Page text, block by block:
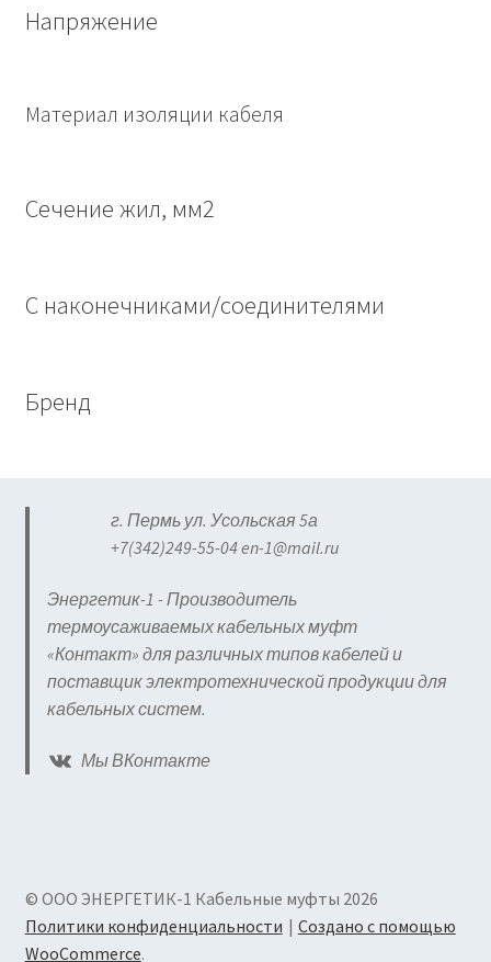
Напряжение
Материал изоляции кабеля
Сечение жил, мм2
С наконечниками/соединителями
Бренд
г. Пермь ул. Усольская 5а
+7(342)249-55-04 en-1@mail.ru
Энергетик-1 - Производитель
термоусаживаемых кабельных муфт
«Контакт» для различных типов кабелей и
поставщик электротехнической продукции для
кабельных систем.
Мы ВКонтакте
© ООО ЭНЕРГЕТИК-1 Кабельные муфты 2026
Политики конфиденциальности
Создано с помощью
WooCommerce.